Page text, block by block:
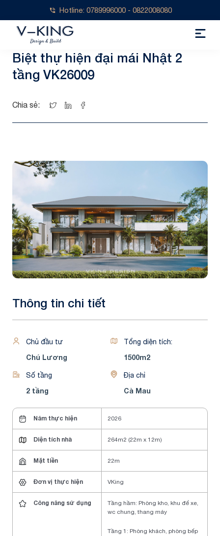
Hotline: 0789996000 - 0822008080
Biệt thự hiện đại mái Nhật 2
tầng VK26009
Chia sẻ:
Thông tin chi tiết
Chủ đầu tư
Chú Lương
Tổng diện tích:
1500m2
Số tầng
2 tầng
Địa chỉ
Cà Mau
Năm thực hiện 2026
Diện tích nhà 264m2 (22m x 12m)
Mặt tiền 22m
Đơn vị thực hiện VKing
Công năng sử dụng
Tầng hầm: Phòng kho, khu để xe,
wc chung, thang máy
Tầng 1: Phòng khách, phòng bếp